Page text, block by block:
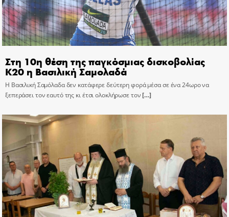
Στη 10η θέση της παγκόσμιας δισκοβολίας
Κ20 η Βασιλική Σαμολαδά
Η Βασιλική Σαμόλαδα δεν κατάφερε δεύτερη φορά μέσα σε ένα 24ωρο να
ξεπεράσει τον εαυτό της κι έτσι ολοκλήρωσε τον[…]